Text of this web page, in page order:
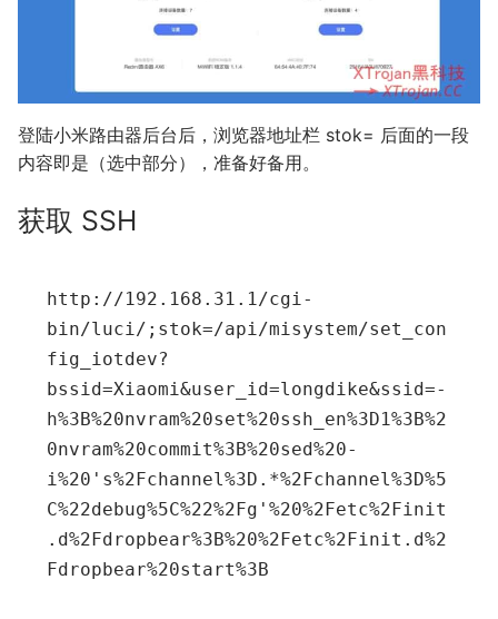
登陆小米路由器后台后，浏览器地址栏 stok= 后面的一段
内容即是（选中部分），准备好备用。
获取 SSH
http ://192.168.31.1/cgi-
bin/luci/;stok=/api/misystem/set_con
fig_iotdev?
bssid=Xiaomi&user_id=longdike&ssid=-
h%3B%20nvram%20set%20ssh_en%3D1%3B%2
0nvram%20commit%3B%20sed%20-
i %20 's%2Fchannel %3D.*%2Fchannel %3D%5
C%22debug%5C%22%2Fg' %20%2Fetc%2Finit
.d%2Fdropbear%3B%20%2Fetc%2Finit.d%2
Fdropbear%20start%3